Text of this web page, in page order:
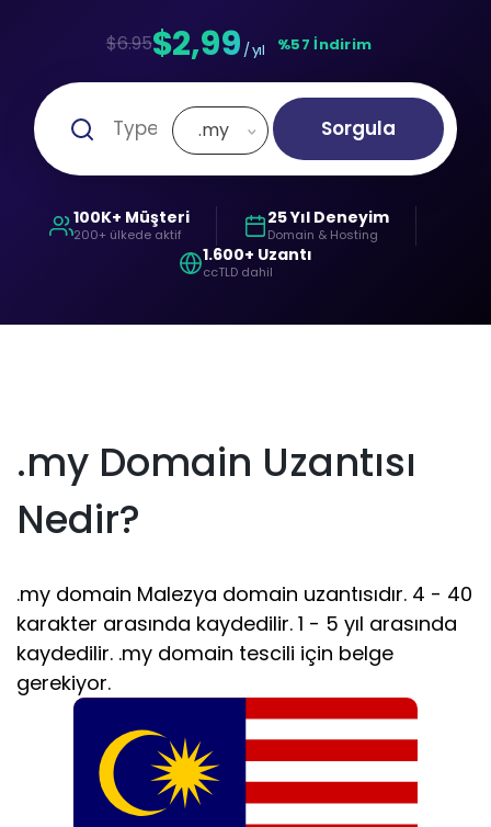
$6.95$2,99 / yıl %57 İndirim
.my Sorgula
100K+ Müşteri
200+ ülkede aktif
25 Yıl Deneyim
Domain & Hosting
1.600+ Uzantı
ccTLD dahil
.my Domain Uzantısı
Nedir?
.my domain Malezya domain uzantısıdır. 4 - 40
karakter arasında kaydedilir. 1 - 5 yıl arasında
kaydedilir. .my domain tescili için belge
gerekiyor.